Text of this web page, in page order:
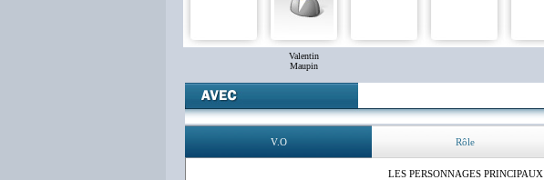
Valentin
Maupin
V.O Rôle
LES PERSONNAGES PRINCIPAUX